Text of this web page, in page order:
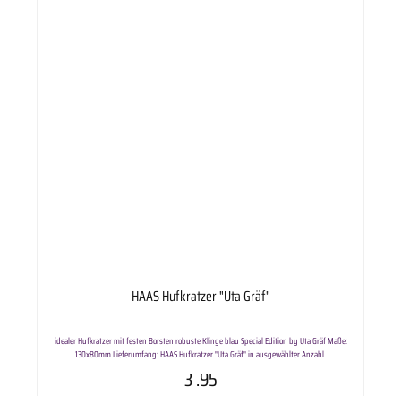
HAAS Hufkratzer "Uta Gräf"
idealer Hufkratzer mit festen Borsten robuste Klinge blau Special Edition by Uta Gräf Maße:
130x80mm Lieferumfang: HAAS Hufkratzer "Uta Gräf" in ausgewählter Anzahl.
3.95